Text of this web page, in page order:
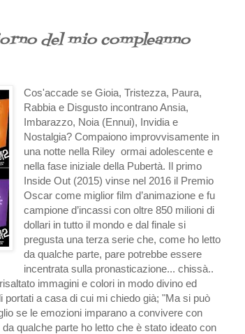
del mio compleanno
Cos'accade se Gioia, Tristezza, Paura,
Rabbia e Disgusto incontrano Ansia,
Imbarazzo, Noia (Ennui), Invidia e
Nostalgia? Compaiono improvvisamente in
una notte nella Riley ormai adolescente e
nella fase iniziale della Pubertà. Il primo
Inside Out (2015) vinse nel 2016 il Premio
Oscar come miglior film d’animazione e fu
campione d’incassi con oltre 850 milioni di
dollari in tutto il mondo e dal finale si
pregusta una terza serie che, come ho letto
da qualche parte, pare potrebbe essere
incentrata sulla pronasticazione... chissà..
immagini e colori in modo divino ed
a casa di cui mi chiedo già; "Ma si può
se le emozioni imparano a convivere con
qualche parte ho letto che è stato ideato con